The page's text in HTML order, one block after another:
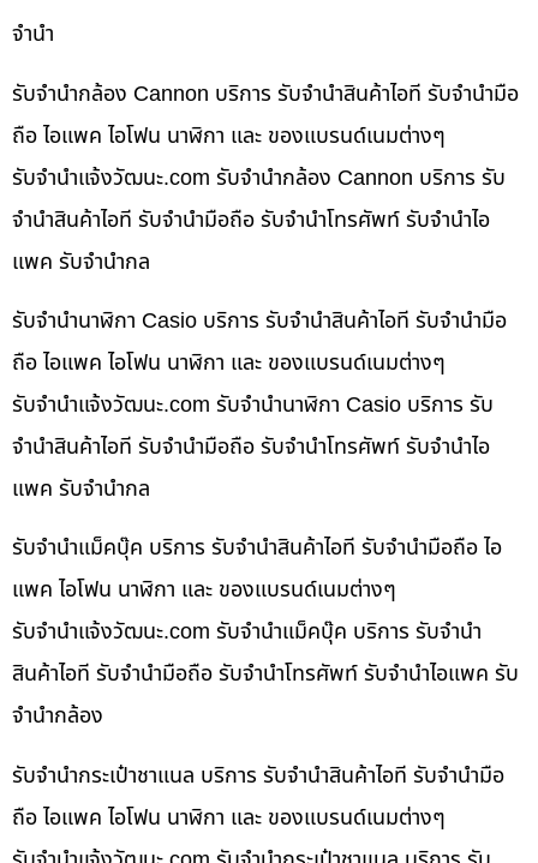
จำนำ
รับจำนำกล้อง Cannon บริการ รับจำนำสินค้าไอที รับจำนำมือ
ถือ ไอแพค ไอโฟน นาฬิกา และ ของแบรนด์เนมต่างๆ
รับจํานําแจ้งวัฒนะ.com รับจำนำกล้อง Cannon บริการ รับ
จำนำสินค้าไอที รับจำนำมือถือ รับจำนำโทรศัพท์ รับจำนำไอ
แพค รับจำนำกล
รับจำนำนาฬิกา Casio บริการ รับจำนำสินค้าไอที รับจำนำมือ
ถือ ไอแพค ไอโฟน นาฬิกา และ ของแบรนด์เนมต่างๆ
รับจํานําแจ้งวัฒนะ.com รับจำนำนาฬิกา Casio บริการ รับ
จำนำสินค้าไอที รับจำนำมือถือ รับจำนำโทรศัพท์ รับจำนำไอ
แพค รับจำนำกล
รับจำนำแม็คบุ๊ค บริการ รับจำนำสินค้าไอที รับจำนำมือถือ ไอ
แพค ไอโฟน นาฬิกา และ ของแบรนด์เนมต่างๆ
รับจํานําแจ้งวัฒนะ.com รับจำนำแม็คบุ๊ค บริการ รับจำนำ
สินค้าไอที รับจำนำมือถือ รับจำนำโทรศัพท์ รับจำนำไอแพค รับ
จำนำกล้อง
รับจำนำกระเป๋าชาแนล บริการ รับจำนำสินค้าไอที รับจำนำมือ
ถือ ไอแพค ไอโฟน นาฬิกา และ ของแบรนด์เนมต่างๆ